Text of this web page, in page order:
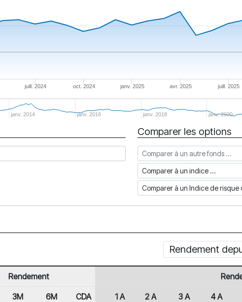
janv. 2025
juill. 2024 oct. 2024 avr. 2025 juill. 2025
janv. 2014 janv. 2016 janv. 2018 janv. 2020
Comparer les options
Comparer à un autre fonds
Comparer à un indice
Comparer à un Indice de
Rendement
Rendement
3M 6M CDA 1 A 2 A 3 A 4 A